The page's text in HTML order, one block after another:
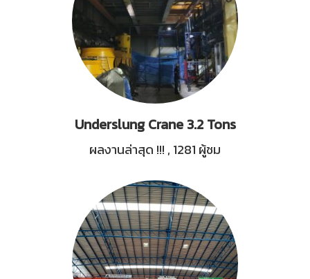
Underslung Crane 3.2 Tons
ผลงานล่าสุด !!! , 1281 ผู้ชม